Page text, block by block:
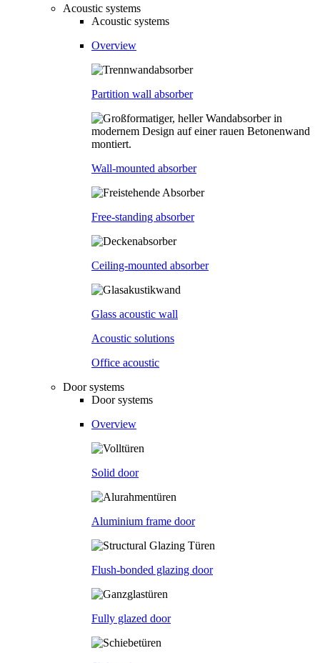
Acoustic systems
Acoustic systems
Overview
Partition wall absorber
Wall-mounted absorber
Free-standing absorber
Ceiling-mounted absorber
Glass acoustic wall
Acoustic solutions
Office acoustic
Door systems
Door systems
Overview
Solid door
Aluminium frame door
Flush-bonded glazing door
Fully glazed door